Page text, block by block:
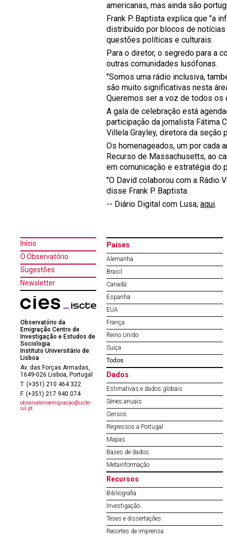
americanas, mas ainda são
Frank P. Baptista explica que "a
distribuído por blocos de notícias
questões políticas e culturais.
Para o diretor, o segredo para a
outras comunidades lusófonas.
"Somos uma rádio inclusiva,
são muito significativas nesta
Queremos ser a voz de todos os
A gala de celebração está
participação da jornalista Fátima
Villela Grayley, diretora da seção
Os homenageados, um por cada
Recurso de Massachusetts, ao
em comunicação e estratégia do
"O David colaborou com a Rádio
disse Frank P. Baptista.
-- Diário Digital com Lusa, aqui.
Início
O Observatório
Sugestões
Newsletter
Observatório da
Emigração Centro de
Investigação e Estudos de
Sociologia
Instituto Universitário de
Lisboa
Av. das Forças Armadas,
1649-026 Lisboa, Portugal
T. (+351) 210 464 322
F. (+351) 217 940 074
observatorioemigracao@iscte-
iul.pt
Países
Alemanha
Brasil
Canadá
Espanha
EUA
França
Reino Unido
Suíça
Todos
Dados
Estimativas e dados globais
Séries anuais
Censos
Regressos a Portugal
Mapas
Bases de dados
Metainformação
Recursos
Bibliografia
Investigação
Teses e dissertações
Recortes de imprensa